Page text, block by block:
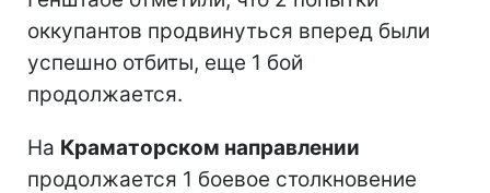
оккупантов продвинуться вперед были
успешно отбиты, еще 1 бой
продолжается.
На Краматорском направлении
продолжается 1 боевое столкновение